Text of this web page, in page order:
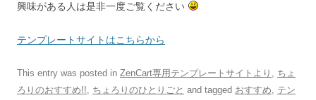
興味がある人は是非一度ご覧ください
テンプレートサイトはこちらから
This entry was posted in ZenCart専用テンプレートサイトより
ちょ
ろりのおすすめ!!
ちょろりのひとりごと and tagged おすすめ
テン